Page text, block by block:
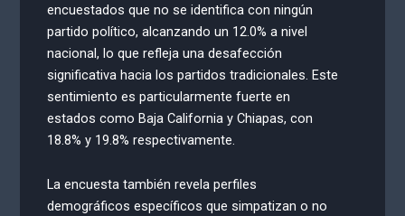
encuestados que no se identifica con ningún
partido político, alcanzando un 12.0% a nivel
nacional, lo que refleja una desafección
significativa hacia los partidos tradicionales. Este
sentimiento es particularmente fuerte en
estados como Baja California y Chiapas, con
18.8% y 19.8% respectivamente.
La encuesta también revela perfiles
demográficos específicos que simpatizan o no